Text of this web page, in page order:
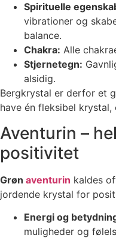
Spirituelle
vibrationer og
balance.
Chakra: Alle
Stjernetegn:
alsidig.
Bergkrystal er derfor et
have én fleksibel
Aventurin –
positivitet
Grøn aventurin kaldes
jordende krystal for
Energi og
muligheder og